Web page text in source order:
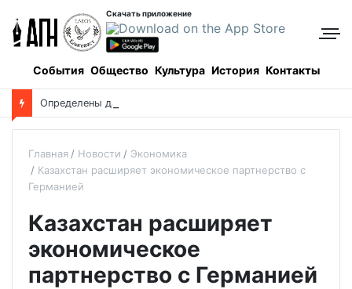
Скачать приложение
События Общество Культура История Контакты
Главная Новости
Экономика
Казахстан расширяет экономическое партнерство с
Германией
Казахстан расширяет
экономическое
партнерство с Германией